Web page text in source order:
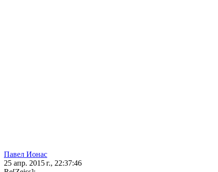
Павел Ионас
25 апр. 2015 г., 22:37:46